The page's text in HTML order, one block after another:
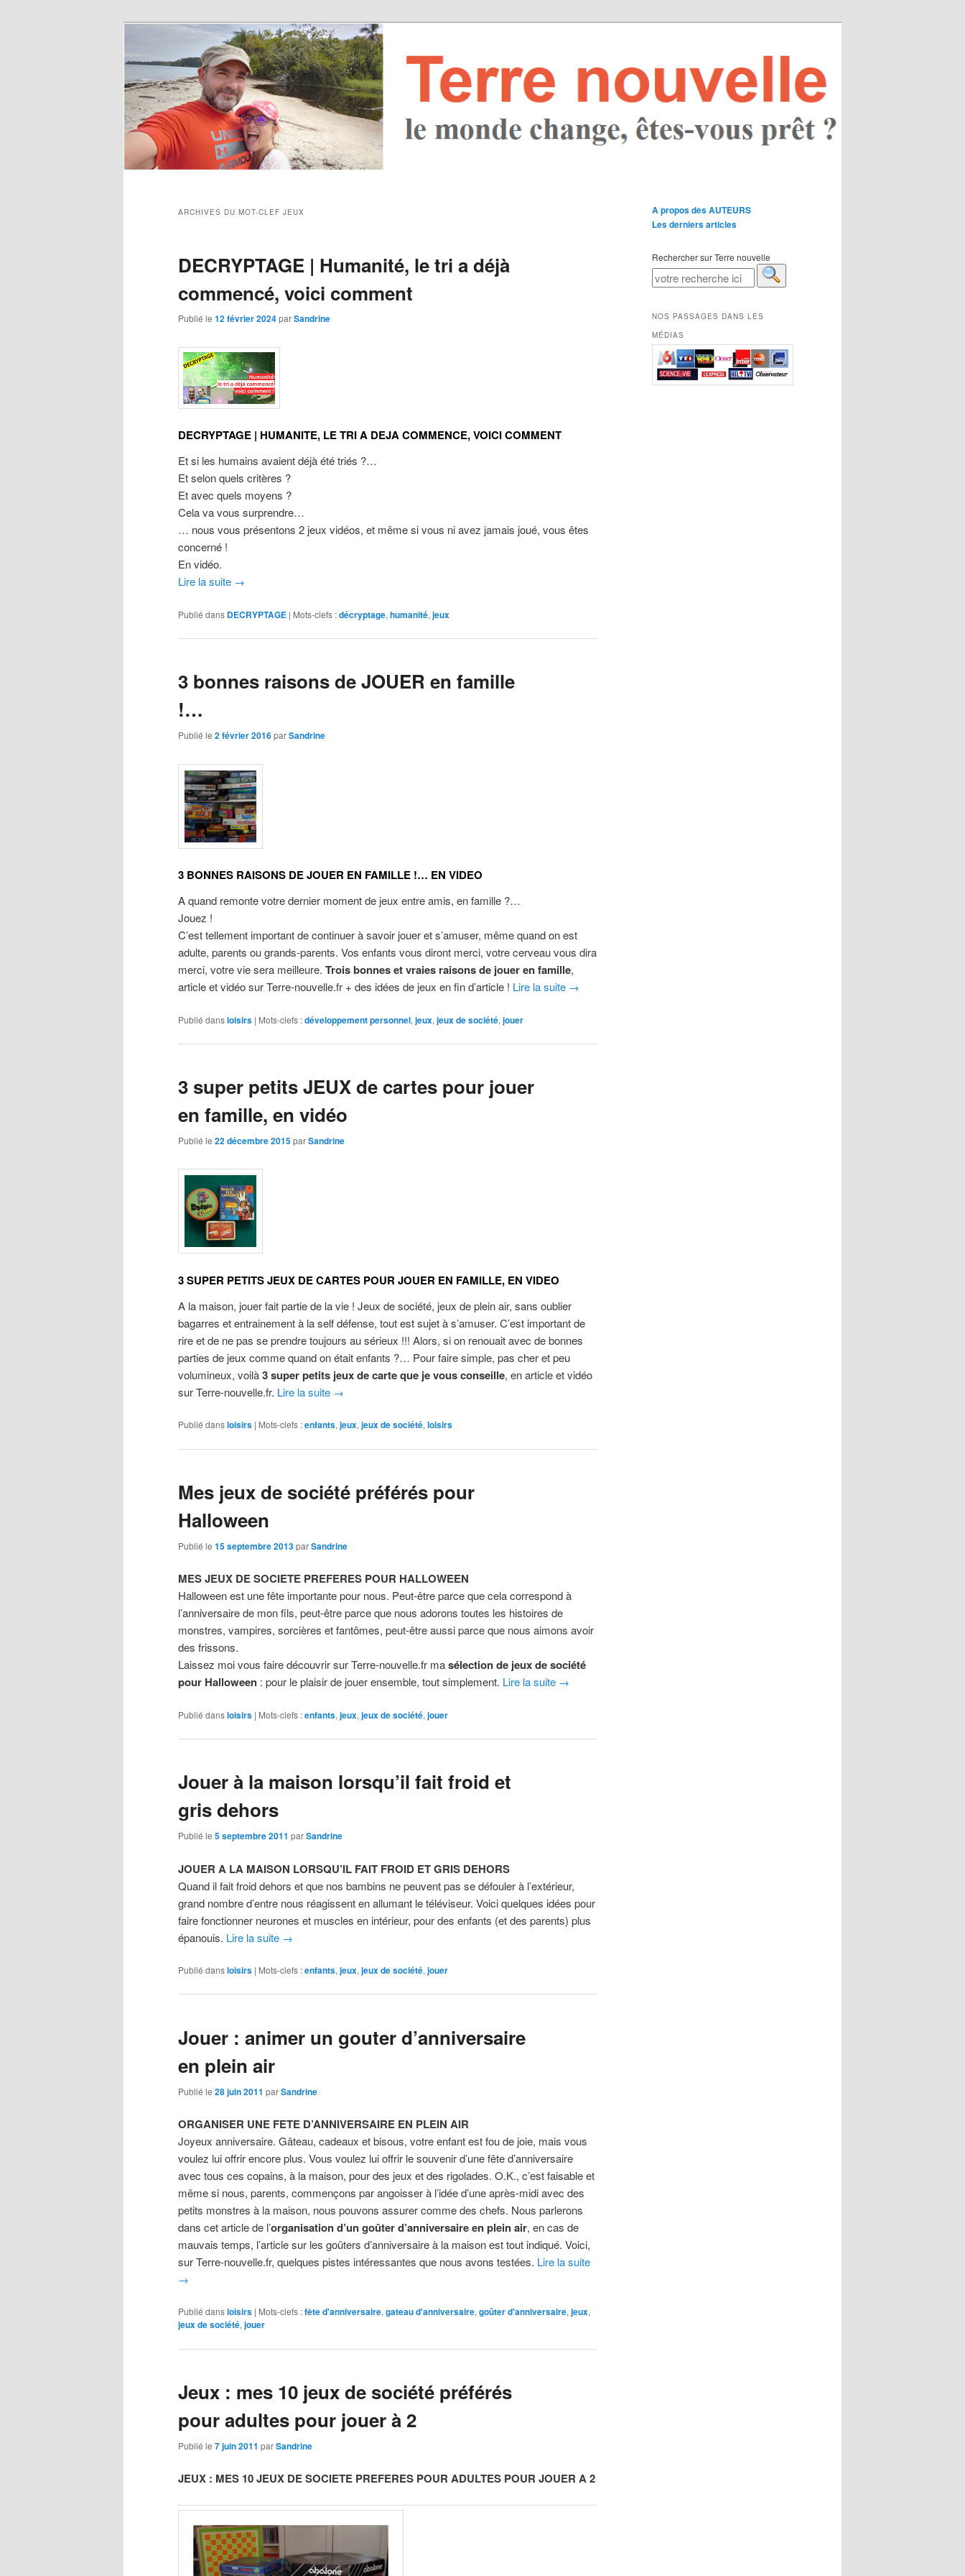
ARCHIVES DU MOT-CLEF JEUX
DECRYPTAGE | Humanité, le tri a déjà
commencé, voici comment
Publié le 12 février 2024parSandrine
DECRYPTAGE | HUMANITE, LE TRI A DEJA COMMENCE, VOICI COMMENT
Et si les humains avaient déjà été triés ?…
Et selon quels critères ?
Et avec quels moyens ?
Cela va vous surprendre…
… nous vous présentons 2 jeux vidéos, et même si vous ni avez jamais joué, vous êtes
concerné !
En vidéo.
Lire la suite →
Publié dans DECRYPTAGE | Mots-clefs :décryptage, humanité, jeux
3 bonnes raisons de JOUER en famille
!…
Publié le 2 février 2016parSandrine
3 BONNES RAISONS DE JOUER EN FAMILLE !… EN VIDEO
A quand remonte votre dernier moment de jeux entre amis, en famille ?…
Jouez !
C’est tellement important de continuer à savoir jouer et s’amuser, même quand on est
adulte, parents ou grands-parents. Vos enfants vous diront merci, votre cerveau vous dira
merci, votre vie sera meilleure. Trois bonnes et vraies raisons de jouer en famille,
article et vidéo sur Terre-nouvelle.fr + des idées de jeux en fin d’article ! Lire la suite →
Publié dansloisirs | Mots-clefs :développement personnel, jeux, jeux de société, jouer
3 super petits JEUX de cartes pour jouer
en famille, en vidéo
Publié le 22 décembre 2015parSandrine
3 SUPER PETITS JEUX DE CARTES POUR JOUER EN FAMILLE, EN VIDEO
A la maison, jouer fait partie de la vie ! Jeux de société, jeux de plein air, sans oublier
bagarres et entrainement à la self défense, tout est sujet à s’amuser. C’est important de
rire et de ne pas se prendre toujours au sérieux !!! Alors, si on renouait avec de bonnes
parties de jeux comme quand on était enfants ?… Pour faire simple, pas cher et peu
volumineux, voilà3 super petits jeux de carte que je vous conseille, en article et vidéo
sur Terre-nouvelle.fr. Lire la suite →
Publié dansloisirs | Mots-clefs :enfants,jeux,jeux de société,loisirs
Mes jeux de société préférés pour
Halloween
Publié le 15 septembre 2013parSandrine
MES JEUX DE SOCIETE PREFERES POUR HALLOWEEN
Halloween est une fête importante pour nous. Peut-être parce que cela correspond à
l’anniversaire de mon fils, peut-être parce que nous adorons toutes les histoires de
monstres, vampires, sorcières et fantômes, peut-être aussi parce que nous aimons avoir
des frissons.
Laissez moi vous faire découvrir sur Terre-nouvelle.fr masélection de jeux de société
pour Halloween : pour le plaisir de jouer ensemble, tout simplement. Lire la suite →
Publié dansloisirs | Mots-clefs :enfants, jeux, jeux de société, jouer
Jouer à la maison lorsqu’il fait froid et
gris dehors
Publié le 5 septembre 2011 parSandrine
JOUER A LA MAISON LORSQU’IL FAIT FROID ET GRIS DEHORS
Quand il fait froid dehors et que nos bambins ne peuvent pas se défouler à l’extérieur,
grand nombre d’entre nous réagissent en allumant le téléviseur. Voici quelques idées pour
faire fonctionner neurones et muscles en intérieur, pour des enfants (et des parents) plus
épanouis. Lire la suite →
Publié dansloisirs | Mots-clefs :enfants, jeux, jeux de société, jouer
Jouer : animer un gouter d’anniversaire
en plein air
Publié le 28 juin 2011 parSandrine
ORGANISER UNE FETE D’ANNIVERSAIRE EN PLEIN AIR
Joyeux anniversaire. Gâteau, cadeaux et bisous, votre enfant est fou de joie, mais vous
voulez lui offrir encore plus. Vous voulez lui offrir le souvenir d’une fête d’anniversaire
avec tous ces copains, à la maison, pour des jeux et des rigolades. O.K., c’est faisable et
même si nous, parents, commençons par angoisser à l’idée d’une après-midi avec des
petits monstres à la maison, nous pouvons assurer comme des chefs. Nous parlerons
dans cet article de l’organisation d’un goûter d’anniversaire en plein air, en cas de
mauvais temps, l’article sur les goûters d’anniversaire à la maison est tout indiqué. Voici,
sur Terre-nouvelle.fr, quelques pistes intéressantes que nous avons testées. Lire la suite
→
Publié dansloisirs | Mots-clefs :fête d'anniversaire, gateau d'anniversaire, goûter d'anniversaire, jeux,
jeux de société, jouer
Jeux : mes 10 jeux de société préférés
pour adultes pour jouer à 2
Publié le 7 juin 2011 parSandrine
JEUX : MES 10 JEUX DE SOCIETE PREFERES POUR ADULTES POUR JOUER A 2
A propos des AUTEURS
Les derniers articles
Rechercher sur Terre nouvelle
NOS PASSAGES DANS LES
MÉDIAS